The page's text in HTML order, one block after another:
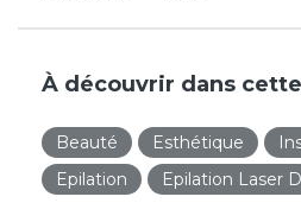
À découvrir dans
Beauté Esthétique
Epilation
Epilation Laser